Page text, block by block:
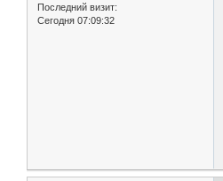
Последний визит:
Сегодня 07:09:32